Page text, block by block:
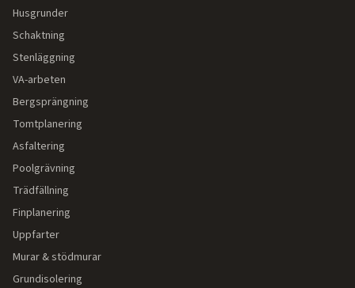
Husgrunder
Schaktning
Stenläggning
VA-arbeten
Bergsprängning
Tomtplanering
Asfaltering
Poolgrävning
Trädfällning
Finplanering
Uppfarter
Murar & stödmurar
Grundisolering